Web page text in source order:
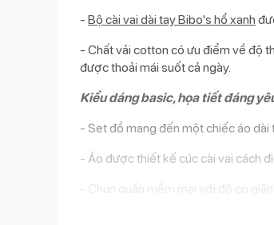
- Bộ cài vai dài tay Bibo's hổ xanh
- Chất vải cotton có ưu điểm về độ
được thoải mái suốt cả ngày.
Kiểu dáng basic, họa tiết đáng
- Set đồ mang đến một chiếc áo dài
- Áo được thiết kế cúc cài vai cách
- Chun quần mềm mại với độ co